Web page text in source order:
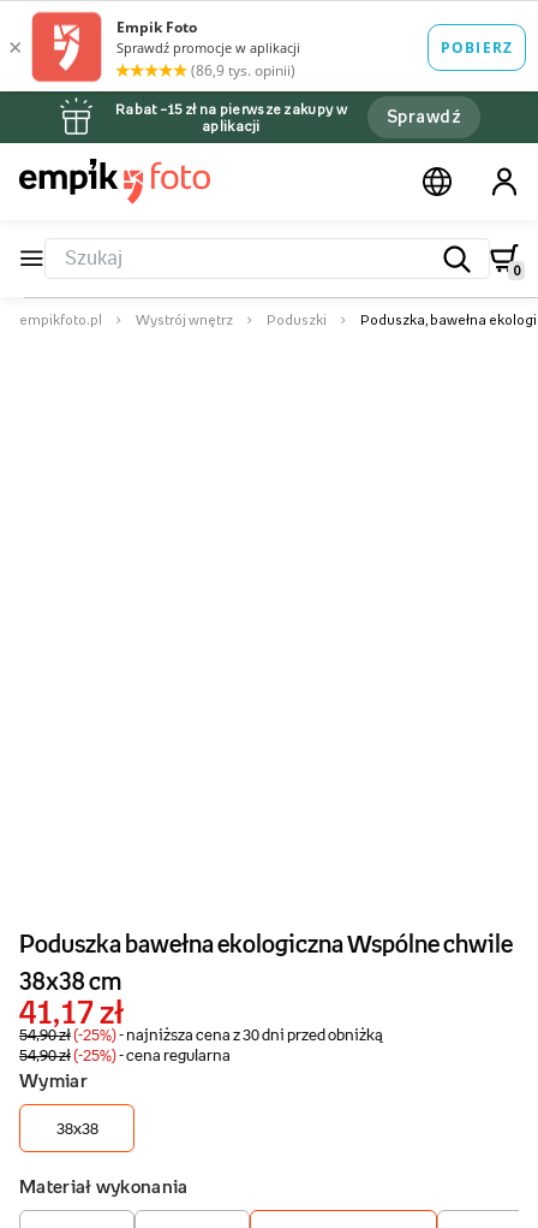
Rabat –15 zł na pierwsze zakupy w
aplikacji
Sprawdź
0
empikfoto.pl Wystrój wnętrz Poduszki Poduszka, bawełna